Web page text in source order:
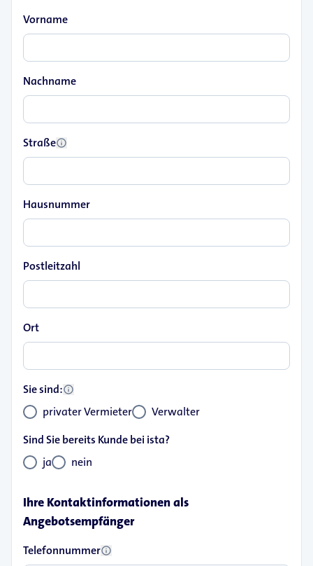
Vorname
Nachname
Straßeinfo
Hausnummer
Postleitzahl
Ort
Sie sind:info
privater Vermieter
Verwalter
Sind Sie bereits Kunde bei ista?
ja
nein
Ihre Kontaktinformationen als
Angebotsempfänger
Telefonnummerinfo